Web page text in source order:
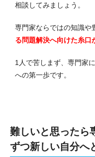
相談してみましょう。
専門家ならではの知識や
る問題解決へ向けた糸口
1人で苦しまず、専門家
への第一歩です。
難しいと思ったら
ずつ新しい自分へ